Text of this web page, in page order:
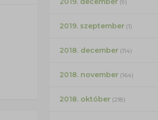
(9)
2019. szeptember(1)
2018. december(114)
2018. november(164)
2018. október(218)